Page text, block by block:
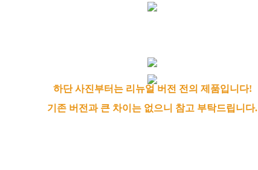
하단 사진부터는 리뉴얼 버전 전의 제품입니다!
기존 버전과 큰 차이는 없으니 참고 부탁드립니다.